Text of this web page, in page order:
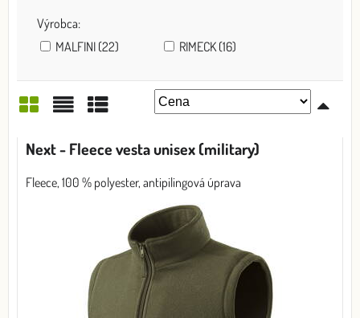
Výrobca:
MALFINI (22)
RIMECK (16)
Mriežka
Next - Fleece vesta unisex (military)
Fleece, 100 % polyester, antipilingová úprava